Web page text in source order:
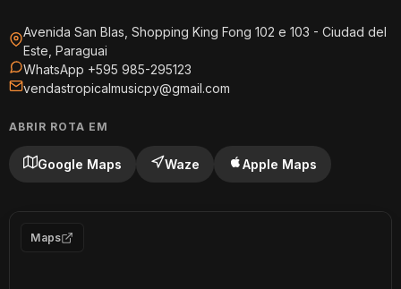
Avenida San Blas, Shopping King Fong 102 e 103 - Ciudad del
Este, Paraguai
WhatsApp +595 985-295123
vendastropicalmusicpy@gmail.com
ABRIR ROTA EM
Google Maps Waze Apple Maps
Maps